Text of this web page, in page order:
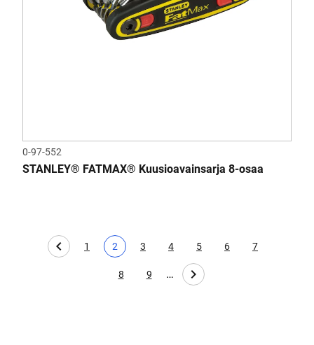
0-97-552
STANLEY® FATMAX® Kuusioavainsarja 8-osaa
Page
1
Tämänhetkinen sivu
2
Page
3
Page
4
Page
5
Page
6
Page
7
Page
8
Page
9 …